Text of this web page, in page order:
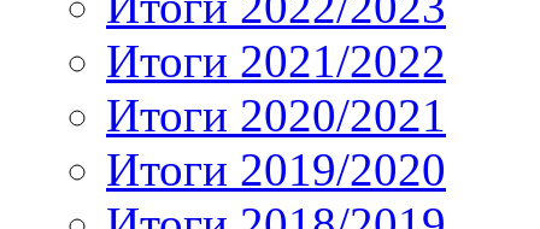
Итоги 2021/2022
Итоги 2020/2021
Итоги 2019/2020